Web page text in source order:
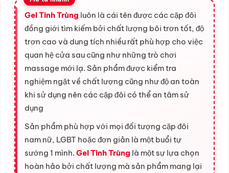
Gel Tinh Trùng luôn là cái tên được các cặp đôi
đồng giới tìm kiếm bởi chất lượng bôi trơn tốt, độ
trơn cao và dung tích nhiều rất phù hợp cho việc
quan hệ cửa sau cũng như những trò chơi
massage mới lạ. Sản phẩm được kiểm tra
nghiệm ngặt về chất lượng cũng như độ an toàn
khi sử dụng nên các cặp đôi có thể an tâm sử
dụng
Sản phẩm phù hợp với mọi đối tượng cặp đôi
nam nữ, LGBT hoặc đơn giản là một buổi tự
sướng 1 mình. Gel Tinh Trùng là một sự lựa chọn
hoàn hảo bởi chất lượng mà sản phẩm mang lại